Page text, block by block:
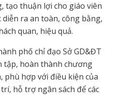
tạo thuận lợi cho giáo viên
ra an toàn, công bằng,
quan, hiệu quả.
phố chỉ đạo Sở GD&ĐT
tập, hoàn thành chương
phù hợp với điều kiện của
hỗ trợ ngân sách để các